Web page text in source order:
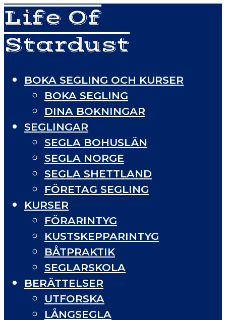
Life Of
Stardust
BOKA SEGLING OCH KURSER
BOKA SEGLING
DINA BOKNINGAR
SEGLINGAR
SEGLA BOHUSLÄN
SEGLA NORGE
SEGLA SHETTLAND
FÖRETAG SEGLING
KURSER
FÖRARINTYG
KUSTSKEPPARINTYG
BÅTPRAKTIK
SEGLARSKOLA
BERÄTTELSER
UTFORSKA
LÅNGSEGLA